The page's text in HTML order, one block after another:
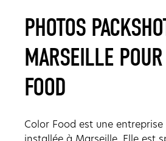
PHOTOS
MARSEILLE
FOOD
Color Food est une
installée à Marseille. Elle est